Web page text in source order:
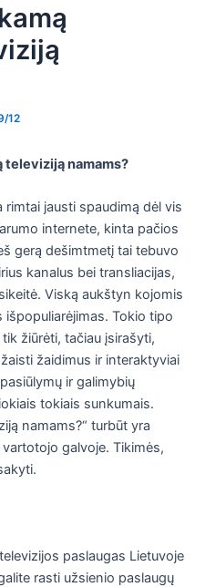
12
televiziją namams?
rimtai jausti spaudimą dėl vis
internete, kinta pačios
gerą dešimtmetį tai tebuvo
kanalus bei transliacijas,
Viską aukštyn kojomis
Tokio tipo
žiūrėti, tačiau įsirašyti,
žaidimus ir interaktyviai
ir galimybių
tokiais sunkumais.
namams?“ turbūt yra
galvoje. Tikimės,
paslaugas Lietuvoje
rasti užsienio paslaugų